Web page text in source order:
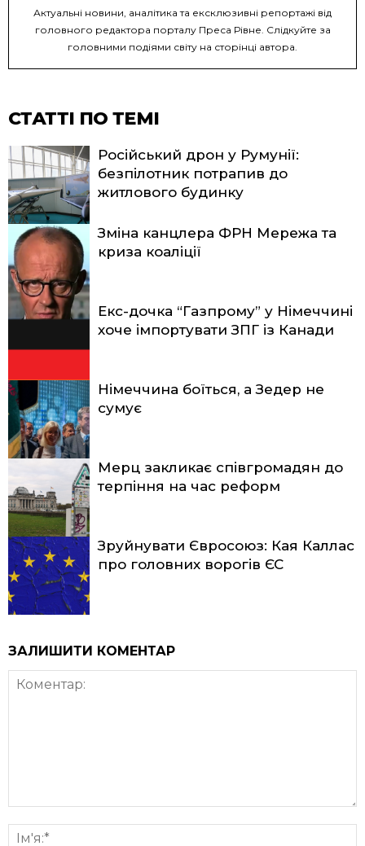
Актуальні новини, аналітика та ексклюзивні репортажі від
головного редактора порталу Преса Рівне. Слідкуйте за
головними подіями світу на сторінці автора.
СТАТТІ ПО ТЕМІ
Російський дрон у Румунії:
безпілотник потрапив до
житлового будинку
Зміна канцлера ФРН Мережа та
криза коаліції
Екс-дочка “Газпрому” у Німеччині
хоче імпортувати ЗПГ із Канади
Німеччина боїться, а Зедер не
сумує
Мерц закликає співгромадян до
терпіння на час реформ
Зруйнувати Євросоюз: Кая Каллас
про головних ворогів ЄС
ЗАЛИШИТИ КОМЕНТАР